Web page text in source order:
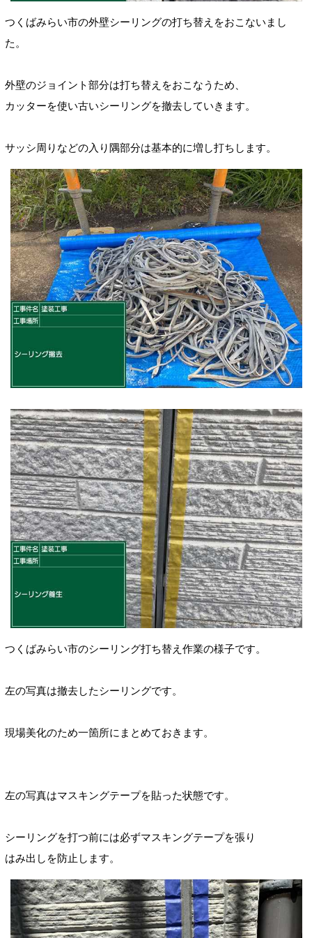
つくばみらい市の外壁シーリングの打ち替えをおこないまし
た。
外壁のジョイント部分は打ち替えをおこなうため、
カッターを使い古いシーリングを撤去していきます。
サッシ周りなどの入り隅部分は基本的に増し打ちします。
つくばみらい市のシーリング打ち替え作業の様子です。
左の写真は撤去したシーリングです。
現場美化のため一箇所にまとめておきます。
左の写真はマスキングテープを貼った状態です。
シーリングを打つ前には必ずマスキングテープを張り
はみ出しを防止します。